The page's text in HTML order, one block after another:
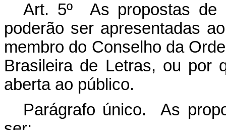
Art. 5º As propostas de
poderão ser apresentadas
membro do Conselho da
Brasileira de Letras, ou por
aberta ao público.
Parágrafo único. As